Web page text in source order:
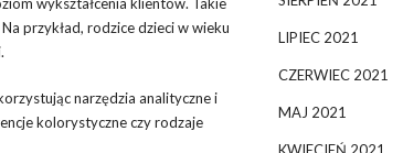
wykształcenia klientów. Takie
przykład, rodzice dzieci w wieku
narzędzia analityczne i
kolorystyczne czy rodzaje
LIPIEC 2021
CZERWIEC 2021
MAJ 2021